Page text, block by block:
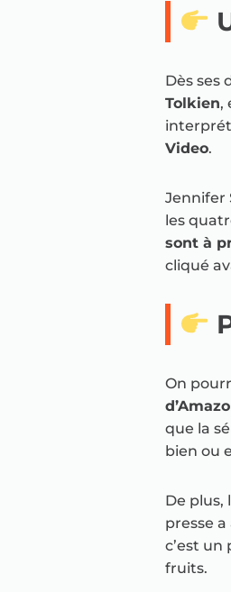
Dès ses
Tolkien,
Video.
Jennifer
les
sont à
cliqué
On
que la
bien ou
De plus,
presse
c’est un
fruits.